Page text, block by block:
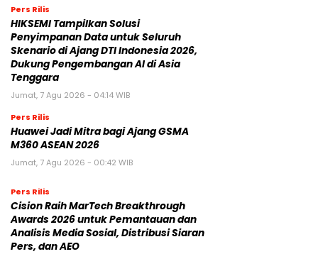
Pers Rilis
HIKSEMI Tampilkan Solusi
Penyimpanan Data untuk Seluruh
Skenario di Ajang DTI Indonesia 2026,
Dukung Pengembangan AI di Asia
Tenggara
Jumat, 7 Agu 2026 - 04:14 WIB
Pers Rilis
Huawei Jadi Mitra bagi Ajang GSMA
M360 ASEAN 2026
Jumat, 7 Agu 2026 - 00:42 WIB
Pers Rilis
Cision Raih MarTech Breakthrough
Awards 2026 untuk Pemantauan dan
Analisis Media Sosial, Distribusi Siaran
Pers, dan AEO